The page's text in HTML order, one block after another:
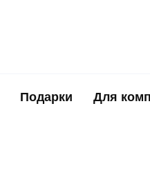
Подарки Для